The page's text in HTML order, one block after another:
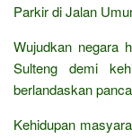
Parkir di Jalan
Wujudkan negara
Sulteng demi
berlandaskan
Kehidupan